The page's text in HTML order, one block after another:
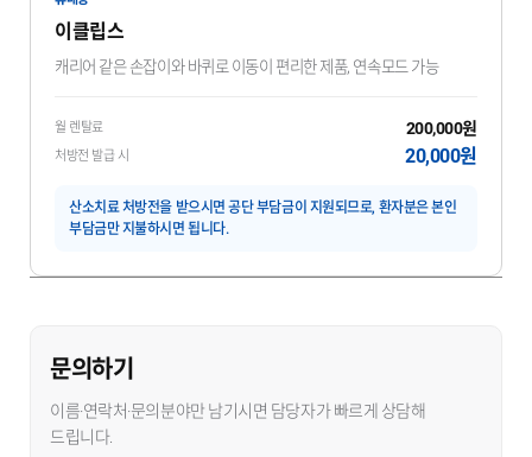
이클립스
캐리어 같은 손잡이와 바퀴로 이동이 편리한 제품, 연속모드 가능
월 렌탈료 200,000원
처방전 발급 시 20,000원
산소치료 처방전을 받으시면 공단 부담금이 지원되므로, 환자분은 본인
부담금만 지불하시면 됩니다.
문의하기
이름·연락처·문의분야만 남기시면 담당자가 빠르게 상담해
드립니다.